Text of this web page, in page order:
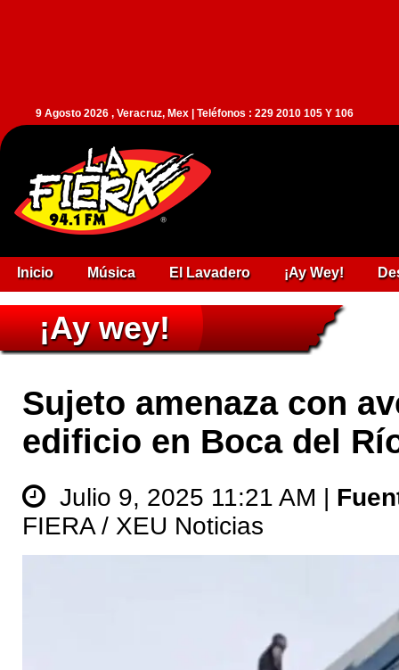
9 Agosto 2026 , Veracruz, Mex | Teléfonos : 229 2010 105 Y 106
Inicio Música El Lavadero ¡Ay Wey!
¡Ay wey!
Sujeto amenaza con
edificio en Boca del
Julio 9, 2025 11:21 AM |
FIERA / XEU Noticias